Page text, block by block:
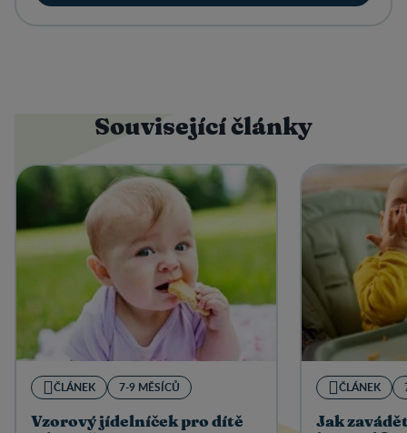
Související články
ČLÁNEK 7-9 MĚSÍCŮ
Vzorový jídelníček pro dítě
ČLÁNEK
Jak